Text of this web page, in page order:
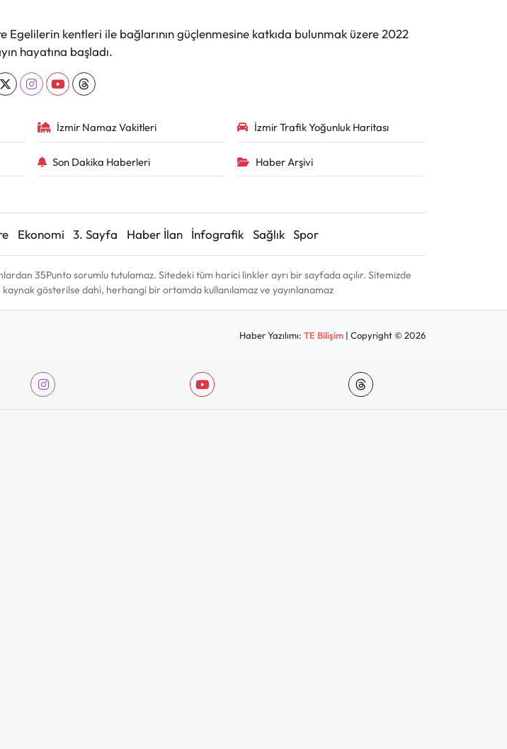
kentleri ile bağlarının güçlenmesine katkıda bulunmak üzere 2022
hayatına başladı.
İzmir Namaz Vakitleri İzmir Trafik Yoğunluk Haritası
Son Dakika Haberleri Haber Arşivi
Ekonomi 3. Sayfa Haber İlan İnfografik Sağlık Spor
35Punto sorumlu tutulamaz. Sitedeki tüm harici linkler ayrı bir sayfada açılır. Sitemizde
kaynak gösterilse dahi, herhangi bir ortamda kullanılamaz ve yayınlanamaz
Haber Yazılımı:TE Bilişim | Copyright © 2026